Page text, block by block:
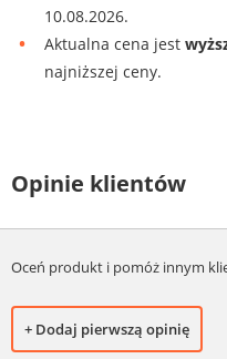
10.08.2026.
Aktualna cena jest
najniższej ceny.
Opinie klientów
Oceń produkt i pomóż innym
+ Dodaj pierwszą opinię